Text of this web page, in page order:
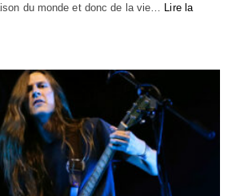
du monde et donc de la vie… Lire la